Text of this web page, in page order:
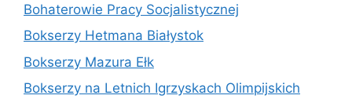
Bohaterowie Pracy Socjalistycznej
Bokserzy Hetmana Białystok
Bokserzy Mazura Ełk
Bokserzy na Letnich Igrzyskach Olimpijskich